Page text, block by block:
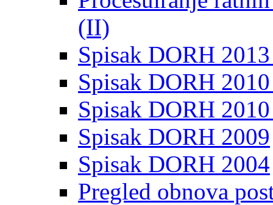
(II)
Spisak DORH
Spisak DORH
Spisak DORH
Spisak DORH 2009
Spisak DORH 2004
Pregled obnova